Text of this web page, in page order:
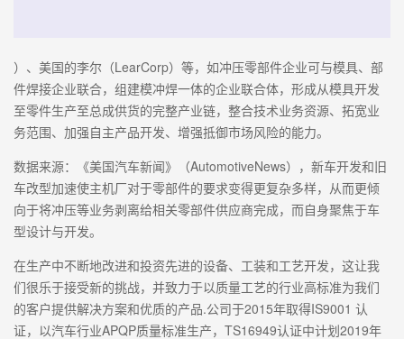
）、美国的李尔（LearCorp）等，如冲压零部件企业可与模具、部
件焊接企业联合，组建模冲焊一体的企业联合体，形成从模具开发
至零件生产至总成供货的完整产业链，整合技术业务资源、拓宽业
务范围、加强自主产品开发、增强抵御市场风险的能力。
数据来源：《美国汽车新闻》（AutomotiveNews），新车开发和旧
车改型加速使主机厂对于零部件的要求变得更复杂多样，从而更倾
向于将冲压等业务剥离给相关零部件供应商完成，而自身聚焦于车
型设计与开发。
在生产中不断地改进和投资先进的设备、工装和工艺开发，这让我
们很乐于接受新的挑战，并致力于以质量工艺的行业高标准为我们
的客户提供解决方案和优质的产品.公司于2015年取得IS9001 认
证，以汽车行业APQP质量标准生产，TS16949认证中计划2019年